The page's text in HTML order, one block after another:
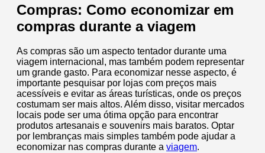
Compras: Como economizar em
compras durante a viagem
As compras são um aspecto tentador durante uma
viagem internacional, mas também podem representar
um grande gasto. Para economizar nesse aspecto, é
importante pesquisar por lojas com preços mais
acessíveis e evitar as áreas turísticas, onde os preços
costumam ser mais altos. Além disso, visitar mercados
locais pode ser uma ótima opção para encontrar
produtos artesanais e souvenirs mais baratos. Optar
por lembranças mais simples também pode ajudar a
economizar nas compras durante a viagem.